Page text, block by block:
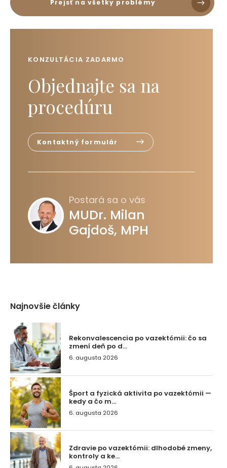
Prejsť na všetky problémy
KONZULTÁCIA ZADARMO
Objednajte sa na
procedúru
Kontaktný formulár
Postará sa o vás
MUDr. Milan
Gajdoš, MPH
Najnovšie články
Rekonvalescencia po vazektómii: čo sa
zmení deň po d...
6. augusta 2026
Šport a fyzická aktivita po vazektómii —
kedy a čo m...
6. augusta 2026
Zdravie po vazektómii: dlhodobé zmeny,
kontroly a ke...